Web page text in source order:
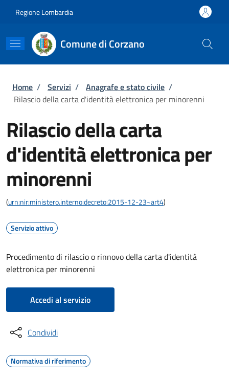
Regione Lombardia
Comune di Corzano
Briciole di pane
Home / Servizi / Anagrafe e stato civile /
Rilascio della carta d'identità elettronica per minorenni
Rilascio della carta
d'identità elettronica per
minorenni
(urn:nir:ministero.interno:decreto:2015-12-23~art4)
Servizio attivo
Procedimento di rilascio o rinnovo della carta d'identità
elettronica per minorenni
Accedi al servizio
Condividi
Normativa di riferimento